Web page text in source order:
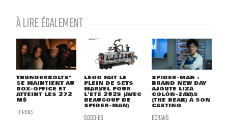
À LIRE ÉGALEMENT
THUNDERBOLTS*
SE MAINTIENT AU
BOX-OFFICE ET
ATTEINT LES 272
M$
ECRANS
LEGO FAIT LE
PLEIN DE SETS
MARVEL POUR
L'ÉTÉ 2025 (AVEC
BEAUCOUP DE
SPIDER-MAN)
GOODIES
SPIDER-MAN :
BRAND NEW DAY
AJOUTE LIZA
COLÓN-ZAYAS
(THE BEAR) À SON
CASTING
ECRANS